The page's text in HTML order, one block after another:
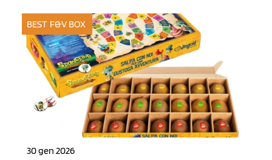
BEST F&V BOX
30 gen 2026